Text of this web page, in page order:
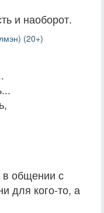
и наоборот.
(20+)
в общении с
для кого-то, а